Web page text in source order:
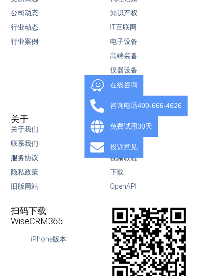
知识产权
IT互联网
电子设备
高端装备
仪器设备
建材制品
公司动态
行业动态
行业案例
服务内容
知识库
视频教程
下载
OpenAPI
关于
关于我们
联系我们
服务协议
隐私政策
旧版网站
扫码下载
WiseCRM365
iPhone版本
在线咨询
咨询电话400-666-4626
免费试用30天
投诉意见